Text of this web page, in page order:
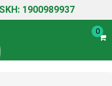
1900989937
0